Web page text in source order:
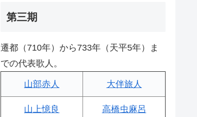
第三期
遷都（710年）から733年（天平5年）ま
での代表歌人。
山部赤人 大伴旅人
山上憶良 高橋虫麻呂